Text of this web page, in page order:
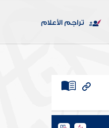
تراجم الأعلام